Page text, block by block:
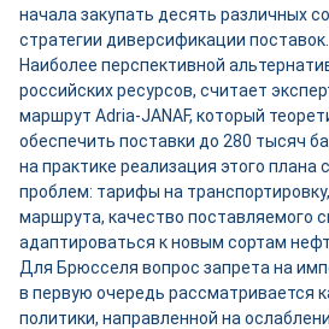
начала закупать десять различных
стратегии диверсификации поставок.
Наиболее перспективной
российских ресурсов, считает
маршрут Adria-JANAF, который
обеспечить поставки до 280 тысяч
на практике реализация этого плана
проблем: тарифы на
маршрута, качество поставляемого
адаптироваться к новым сортам
Для Брюсселя вопрос запрета на
в первую очередь рассматривается
политики, направленной на